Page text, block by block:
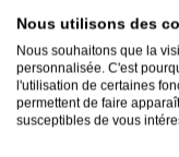
Nous utilisons des
Nous souhaitons que la
personnalisée. C'est
l'utilisation de certaines
permettent de faire
susceptibles de vous